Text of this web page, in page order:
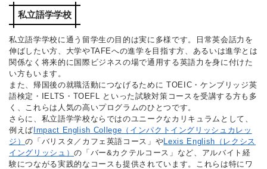
私立語学学校
私立語学学校に通う留学生の目的は実に多様です。日常英会話力を
伸ばしたい方、大学やTAFEへの進学を目指す方、あるいは進学とは
関係なく将来的に国際ビジネスの場で通用する英語力を身に付けた
い方もいます。
また、帰国後の就職活動につなげるために TOEIC・ケンブリッジ英
語検定・IELTS・TOEFL といった試験対策コースを受講する方も多
く、これらは人気の高いプログラムのひとつです。
さらに、私立語学学校ならではのユニークなカリキュラムとして、
例えば Impact English College（インパクトイングリッシュカレッ
ジ）の「バリスタ／カフェ英語コース」や Lexis English（レクシス
イングリッシュ）の「バー&カクテルコース」など、アルバイト経
験につながる実践的なコースも提供されています。これらは特にワ